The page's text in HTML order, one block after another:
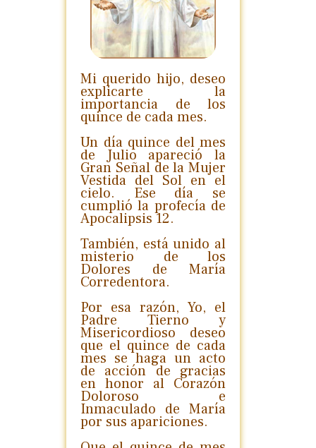
Mi querido hijo, deseo
explicarte la
importancia de los
quince de cada mes.
Un día quince del mes
de Julio apareció la
Gran Señal de la Mujer
Vestida del Sol en el
cielo. Ese día se
cumplió la profecía de
Apocalipsis 12.
También, está unido al
misterio de los
Dolores de María
Corredentora.
Por esa razón, Yo, el
Padre Tierno y
Misericordioso deseo
que el quince de cada
mes se haga un acto
de acción de gracias
en honor al Corazón
Doloroso e
Inmaculado de María
por sus apariciones.